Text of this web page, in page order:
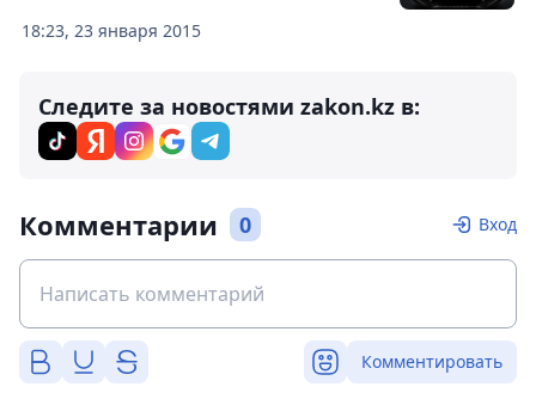
18:23, 23 января 2015
Следите за новостями zakon.kz в:
Комментарии 0 Вход
Комментировать